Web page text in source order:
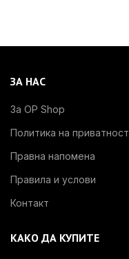
ЗА НАС
За OP Shop
Политика на приватност
Правна напомена
Правила и услови
Контакт
КАКО ДА КУПИТЕ